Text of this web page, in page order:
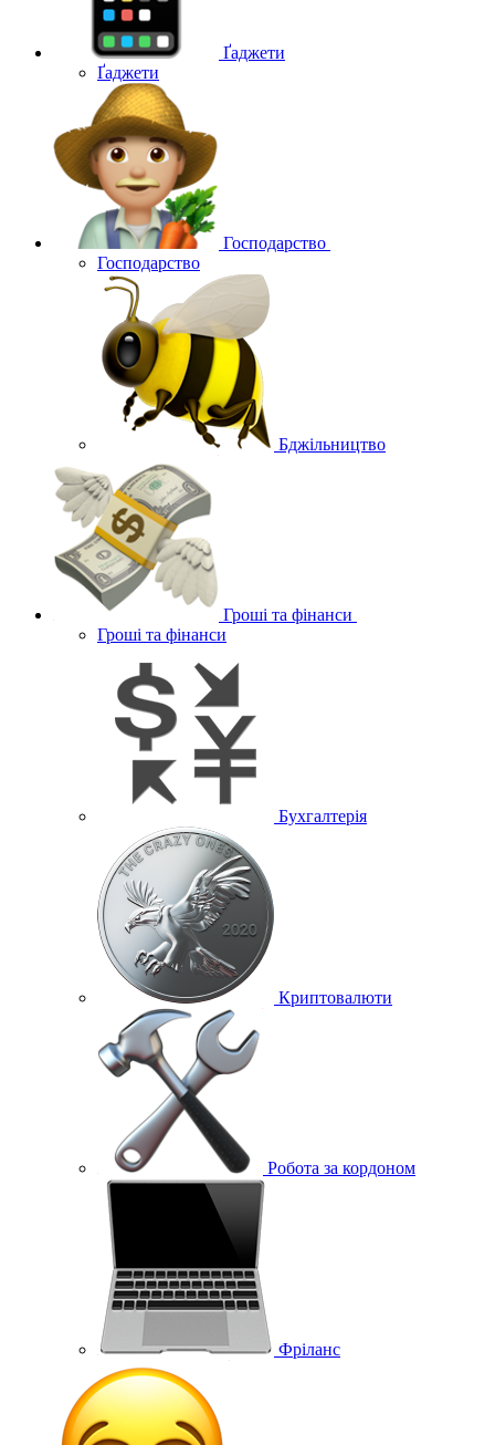
Ґаджети
Ґаджети
Господарство
Господарство
Бджільництво
Гроші та фінанси
Гроші та фінанси
Бухгалтерія
Криптовалюти
Робота за кордоном
Фріланс